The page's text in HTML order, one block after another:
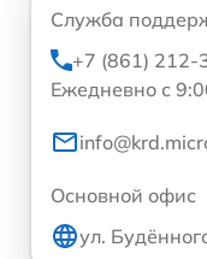
Служба
+7 (861) 212-
Ежедневно с
Основной офис
ул.